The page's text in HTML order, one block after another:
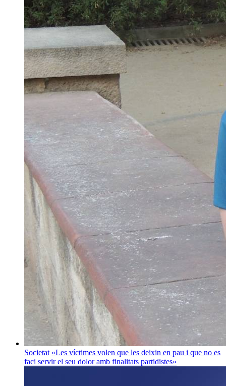
Societat «Les víctimes volen que les deixin en pau i que no es
faci servir el seu dolor amb finalitats partidistes»